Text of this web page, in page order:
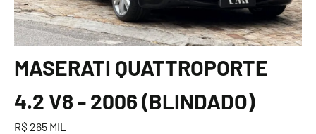
MASERATI QUATTROPORTE
4.2 V8 - 2006 (BLINDADO)
R$ 265 MIL